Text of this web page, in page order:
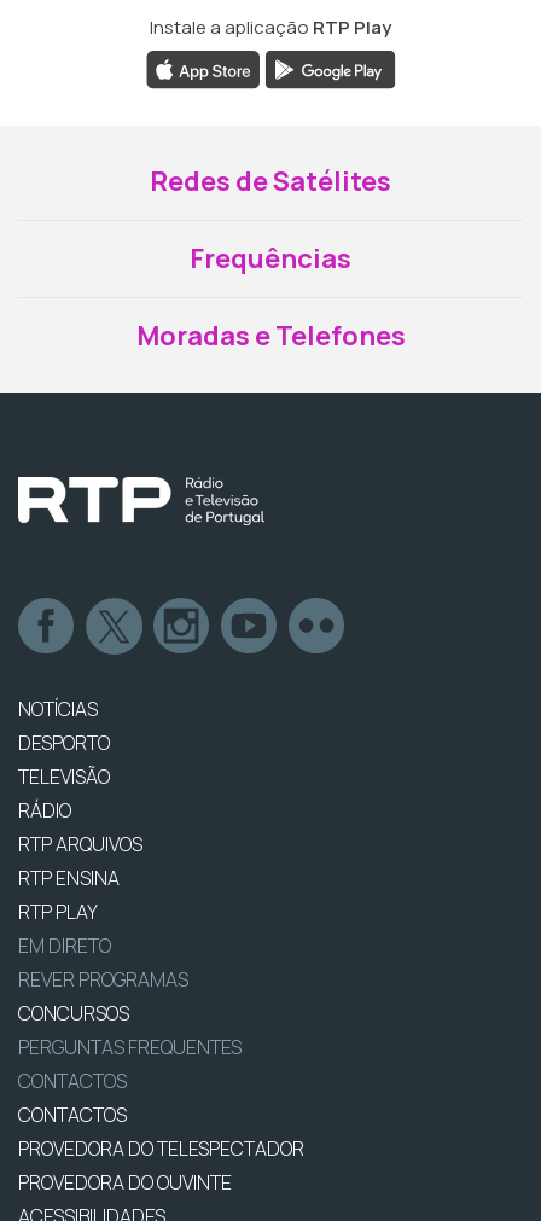
Instale a aplicação RTP Play
Redes de Satélites
Frequências
Moradas e Telefones
NOTÍCIAS
DESPORTO
TELEVISÃO
RÁDIO
RTP ARQUIVOS
RTP ENSINA
RTP PLAY
EM DIRETO
REVER PROGRAMAS
CONCURSOS
PERGUNTAS FREQUENTES
CONTACTOS
CONTACTOS
PROVEDORA DO TELESPECTADOR
PROVEDORA DO OUVINTE